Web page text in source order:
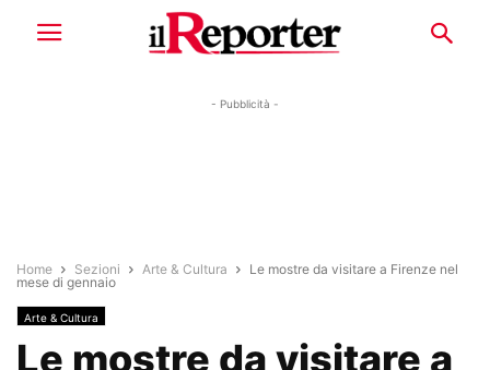
- Pubblicità -
Home Sezioni Arte & Cultura
Le mostre da visitare a Firenze nel
mese di gennaio
Arte & Cultura
Le mostre da visitare a